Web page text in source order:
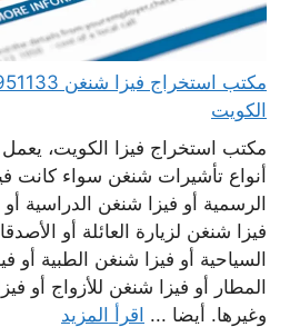
الكويت
مكتب استخراج فيزا الكويت،
أنواع تأشيرات شنغن سواء كانت
الرسمية أو فيزا شنغن الدراسية
فيزا شنغن لزيارة العائلة أو
السياحية أو فيزا شنغن الطبية أو
المطار أو فيزا شنغن للأزواج أو
وغيرها. أيضا ... اقرأ المزيد